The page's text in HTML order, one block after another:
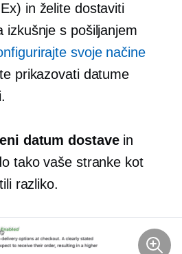
in želite dostaviti
izkušnje s pošiljanjem
svoje načine
prikazovati datume
datum dostavein
tako vaše stranke kot
razliko.